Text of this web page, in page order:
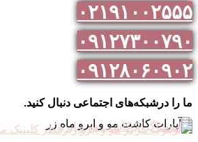
درشبکه‌های اجتماعی دنبال کنید.